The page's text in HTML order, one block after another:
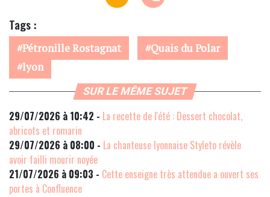
Tags :
Pétronille Rostagnat
Quais du Polar
lyon
SUR LE MÊME SUJET
29/07/2026 à 10:42 - La recette de l'été : Dessert chocolat,
abricots et romarin
29/07/2026 à 08:00 - La chanteuse lyonnaise Styleto révèle
avoir failli mourir noyée
21/07/2026 à 09:03 - Cette enseigne très attendue a ouvert ses
portes à Confluence